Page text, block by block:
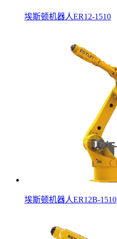
埃斯顿机器人ER12-1510
埃斯顿机器人ER12B-1510